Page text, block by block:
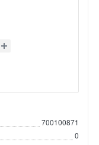
700100871
0